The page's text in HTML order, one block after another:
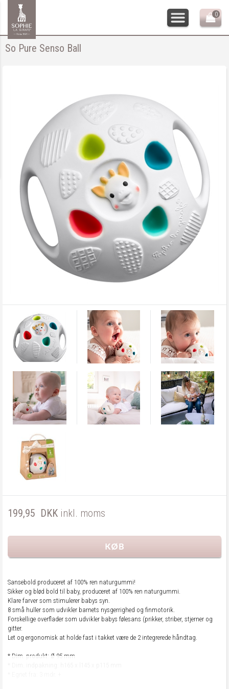
0
So Pure Senso Ball
199,95 DKK inkl. moms
Sansebold produceret af 100% ren naturgummi!
Sikker og blød bold til baby, produceret af 100% ren naturgummi.
Klare farver som stimulerer babys syn.
8 små huller som udvikler barnets nysgerrighed og finmotorik.
Forskellige overflader som udvikler babys følesans (prikker, striber, stjerner og
gitter.
Let og ergonomisk at holde fast i takket være de 2 integrerede håndtag.
* Dim. produkt: Ø 95 mm